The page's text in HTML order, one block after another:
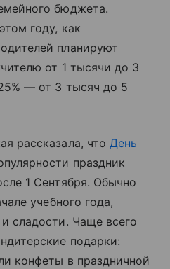
бюджета.
году, как
планируют
от 1 тысячи до 3
— от 3 тысяч до 5
рассказала, что День
праздник
1 Сентября. Обычно
учебного года,
сладости. Чаще всего
подарки:
конфеты в праздничной